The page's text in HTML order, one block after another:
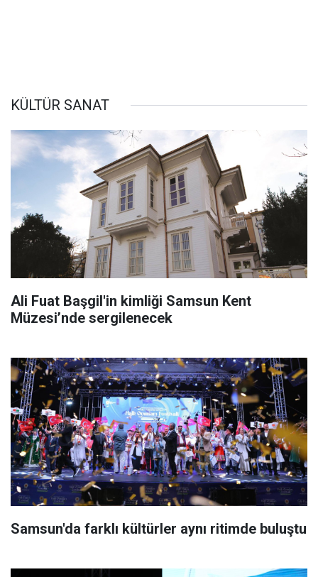
KÜLTÜR SANAT
Ali Fuat Başgil'in kimliği Samsun Kent
Müzesi’nde sergilenecek
Samsun'da farklı kültürler aynı ritimde buluştu